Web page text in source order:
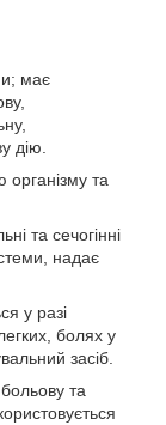
має
дію.
організму та
та сечогінні
надає
у разі
болях у
засіб.
та